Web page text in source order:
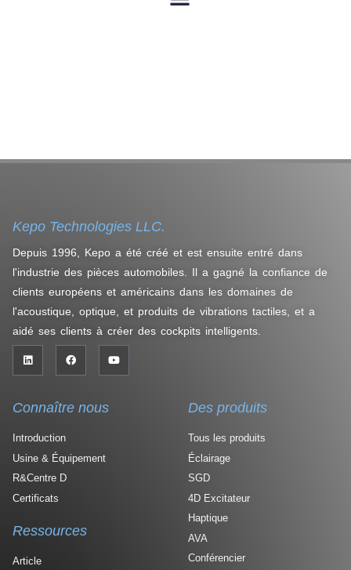
Kepo Technologies LLC.
Depuis 1996, Kepo a été créé et est ensuite entré dans
l'industrie des pièces automobiles. Il a gagné la confiance de
clients européens et américains dans les domaines de
l'acoustique, optique, et produits de vibrations tactiles, et a
aidé ses clients à créer des cockpits intelligents.
Connaître nous
Introduction
Usine & Équipement
R&Centre D
Certificats
Des produits
Tous les produits
Éclairage
SGD
4D Excitateur
Haptique
AVA
Conférencier
Ressources
Article